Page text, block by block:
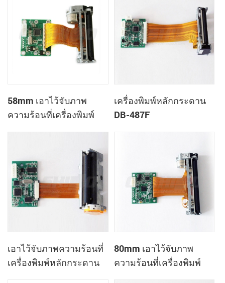
58mm เอาไว้จับภาพ
ความร้อนที่เครื่องพิมพ์
เครื่องพิมพ์หลักกระดาน
DB-487F
เอาไว้จับภาพความร้อนที่
เครื่องพิมพ์หลักกระดาน
80mm เอาไว้จับภาพ
ความร้อนที่เครื่องพิมพ์